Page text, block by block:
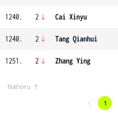
1240. 2 Cai Xinyu
1240. 2 Tang Qianhui
1251. 2 Zhang Ying
Nahoru
1